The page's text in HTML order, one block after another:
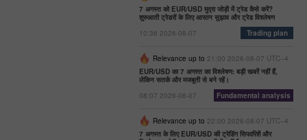
7 अगस्त को EUR/USD मुद्रा जोड़ी में ट्रेड कैसे करें?
शुरुआती ट्रेडरों के लिए आसान सुझाव और ट्रेड विश्लेषण
10:36 2026-08-07
Trading plan
Relevance up to 21:00 2026-08-07 UTC--4
EUR/USD का 7 अगस्त का विश्लेषण: बड़ी खबरें नहीं हैं,
लेकिन सतर्क और मजबूती से बने रहें।
08:07 2026-08-07
Fundamental analysis
Relevance up to 22:00 2026-08-07 UTC--4
7 अगस्त के लिए EUR/USD की ट्रेडिंग सिफारिशें और